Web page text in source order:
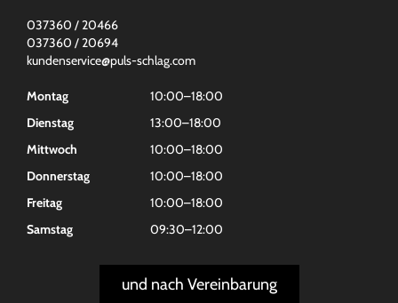
037360 / 20466
037360 / 20694
kundenservice@puls-schlag.com
Montag
10:00–18:00
Dienstag
13:00–18:00
Mittwoch
10:00–18:00
Donnerstag
10:00–18:00
Freitag
10:00–18:00
Samstag
09:30–12:00
und nach Vereinbarung